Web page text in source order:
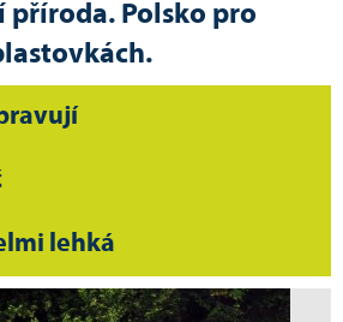
příroda. Polsko pro
lehká